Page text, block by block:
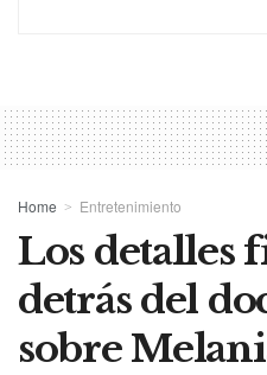
Home Entretenimiento
Los detalles
detrás del
sobre